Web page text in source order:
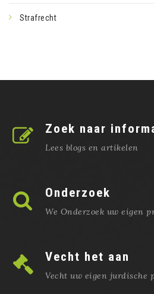
Strafrecht
Zoek naar
Lees blogs en artikelen
Onderzoek
We Onderzoek uw eigen
Vecht het aan
Vecht uw eigen jurdische